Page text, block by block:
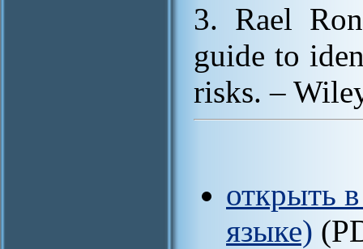
3. Rael
guide to
risks. –
открыть
языке)